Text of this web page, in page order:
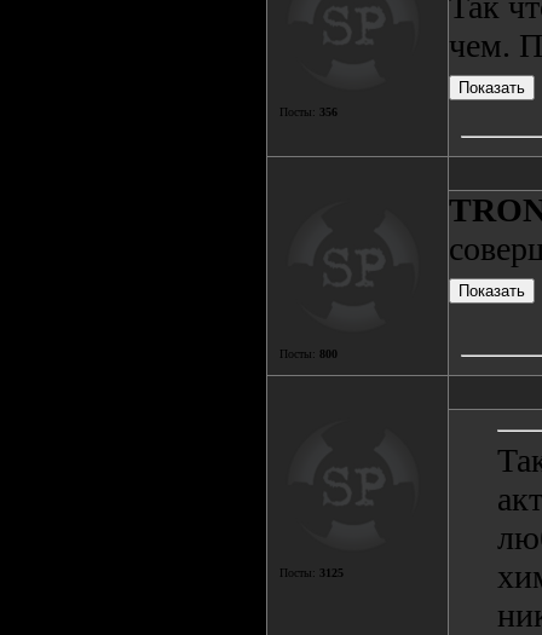
Посты: 356
чем.
Посты: 800
Посты: 3125